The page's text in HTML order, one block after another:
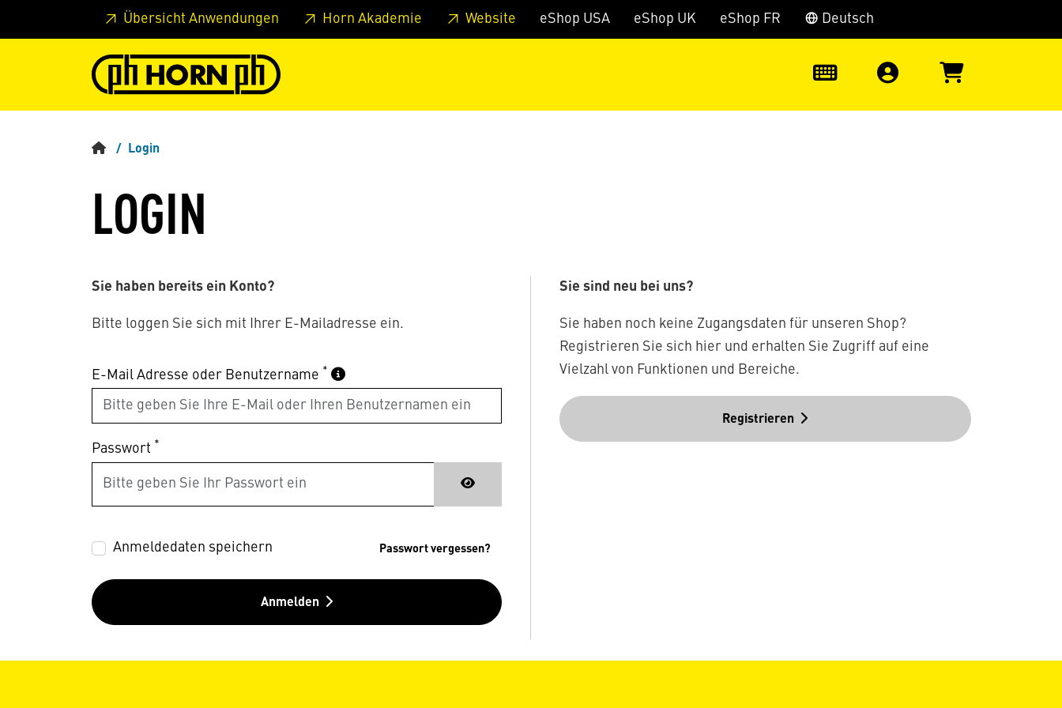
Springe zu Hauptinhalt Springe zum Header Springe zum Footer Springe zum Hauptmenu Springe zur Suche
Übersicht Anwendungen Horn Akademie Website eShop USA eShop UK eShop FR Deutsch
Login
LOGIN
Sie haben bereits ein Konto?
Bitte loggen Sie sich mit Ihrer E-Mailadresse ein.
E-Mail Adresse oder Benutzername *
Passwort *
Anmeldedaten speichern Passwort vergessen?
Anmelden
Sie sind neu bei uns?
Sie haben noch keine Zugangsdaten für unseren Shop?
Registrieren Sie sich hier und erhalten Sie Zugriff auf eine
Vielzahl von Funktionen und Bereiche.
Registrieren